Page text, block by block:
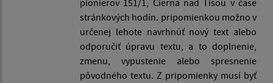
pionierov 151/1, Čierna nad Tisou v čase
stránkových hodín. pripomienkou možno v
určenej lehote navrhnúť nový text alebo
odporučiť úpravu textu, a to doplnenie,
zmenu, vypustenie alebo spresnenie
pôvodného textu. Z pripomienky musí byť